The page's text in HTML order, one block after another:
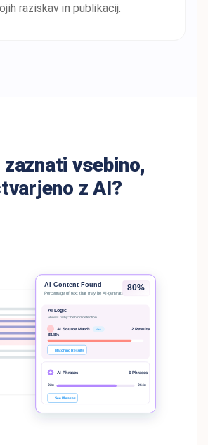
raziskav in publikacij.
zaznati vsebino,
z AI?